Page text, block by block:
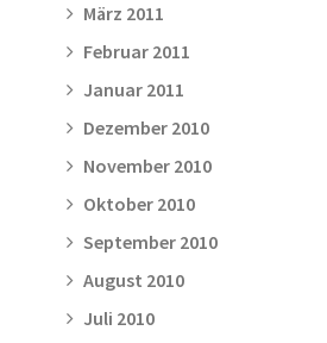
März 2011
Februar 2011
Januar 2011
Dezember 2010
November 2010
Oktober 2010
September 2010
August 2010
Juli 2010